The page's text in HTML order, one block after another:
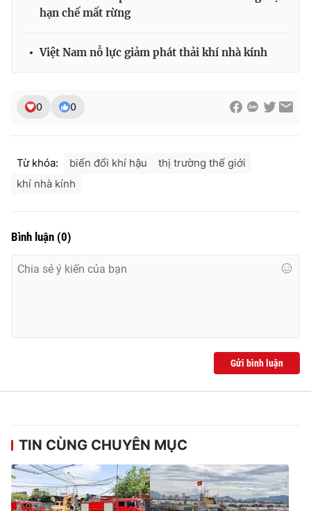
Ðiện thoại Thời báo VTV:
Liên hệ quảng cáo:024-7300.7108
® Cấm sao chép dưới mọi hình thức nếu không có sự chấp
thông tin từ website này.
hạn chế mất rừng
Việt Nam nỗ lực giảm phát thải khí nhà kính
0 0
Từ khóa: biến đổi khí hậu
thị trường thế giới
khí nhà kính
Bình luận (0)
Gửi bình luận
TIN CÙNG CHUYÊN MỤC